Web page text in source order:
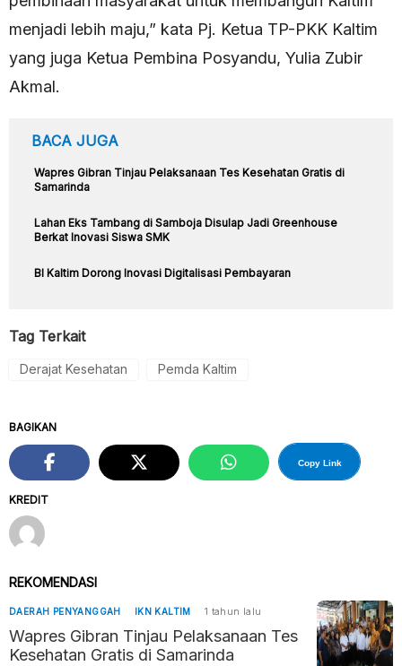
menjadi lebih maju,” kata Pj. Ketua TP-PKK Kaltim
yang juga Ketua Pembina Posyandu, Yulia Zubir
Akmal.
BACA JUGA
Wapres Gibran Tinjau Pelaksanaan Tes Kesehatan Gratis di
Samarinda
Lahan Eks Tambang di Samboja Disulap Jadi Greenhouse
Berkat Inovasi Siswa SMK
BI Kaltim Dorong Inovasi Digitalisasi Pembayaran
Tag Terkait
Derajat Kesehatan Pemda Kaltim
KREDIT
BAGIKAN
Copy Link
REKOMENDASI
DAERAH PENYANGGAH IKN KALTIM 1 tahun lalu
Wapres Gibran Tinjau Pelaksanaan Tes
Kesehatan Gratis di Samarinda